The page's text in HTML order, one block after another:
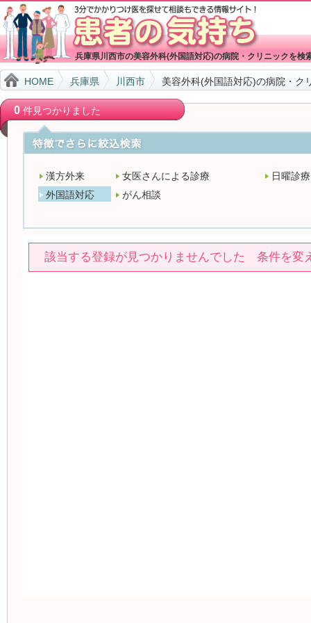
兵庫県川西市の美容外科(外国語対応)の病院・クリニックを検
HOME 兵庫県 川西市 美容外科(外国語対応)の病院・ク
0件見つかりました
漢方外来 女医さんによる診療
日曜診療
外国語対応
がん相談
該当する登録が見つかりませんでした 条件を